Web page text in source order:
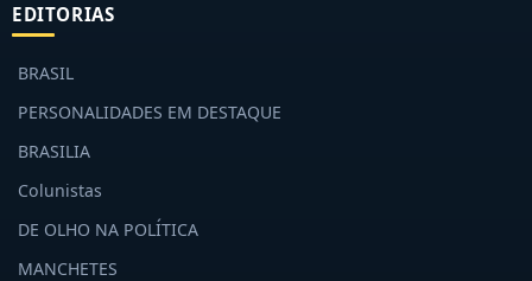
EDITORIAS
BRASIL
PERSONALIDADES EM DESTAQUE
BRASILIA
Colunistas
DE OLHO NA POLÍTICA
MANCHETES